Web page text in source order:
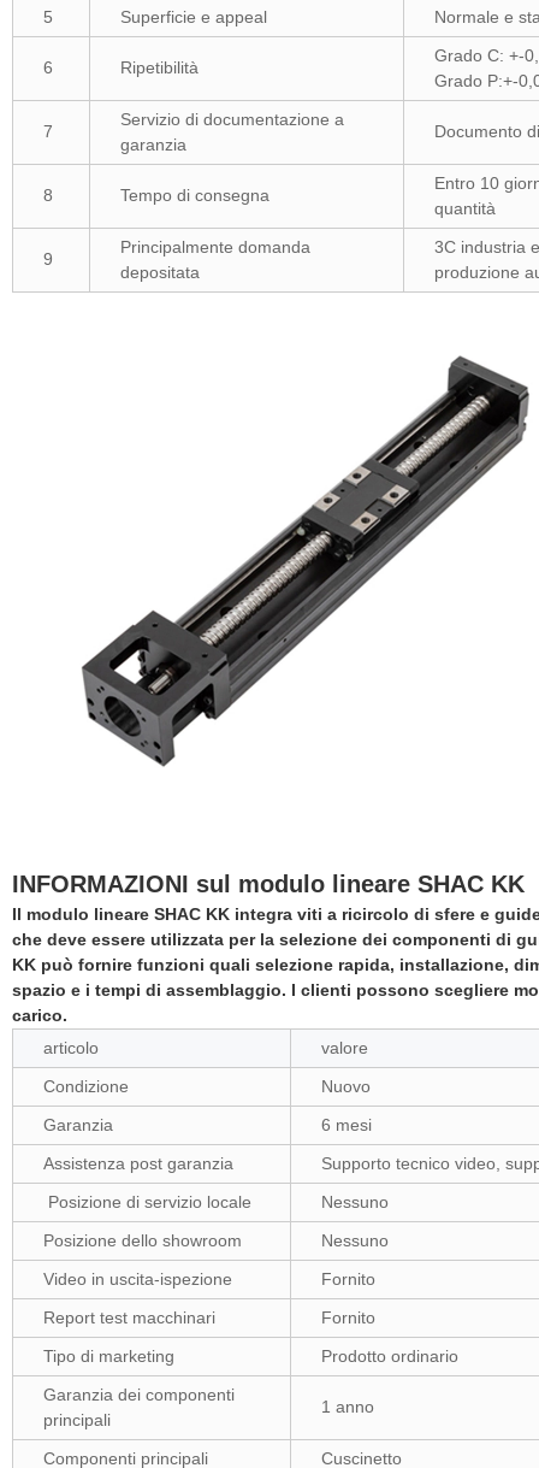
5
Superficie e appeal Normale e
6 Ripetibilità
Grado C: +-
Grado P:+-
7
Servizio di documentazione a
garanzia
Documento
8 Tempo di consegna
Entro 10
quantità
9
Principalmente domanda
depositata
3C industria
produzione
INFORMAZIONI sul modulo lineare SHAC KK
Il modulo lineare SHAC KK integra viti a ricircolo di sfere e
che deve essere utilizzata per la selezione dei componenti di
KK può fornire funzioni quali selezione rapida, installazione,
spazio e i tempi di assemblaggio. I clienti possono scegliere
carico.
articolo
valore
Condizione
Nuovo
Garanzia
6 mesi
Assistenza post garanzia
Supporto tecnico video,
Posizione di servizio locale
Nessuno
Posizione dello showroom
Nessuno
Video in uscita-ispezione
Fornito
Report test macchinari
Fornito
Tipo di marketing
Prodotto ordinario
Garanzia dei componenti
principali
1 anno
Componenti principali Cuscinetto